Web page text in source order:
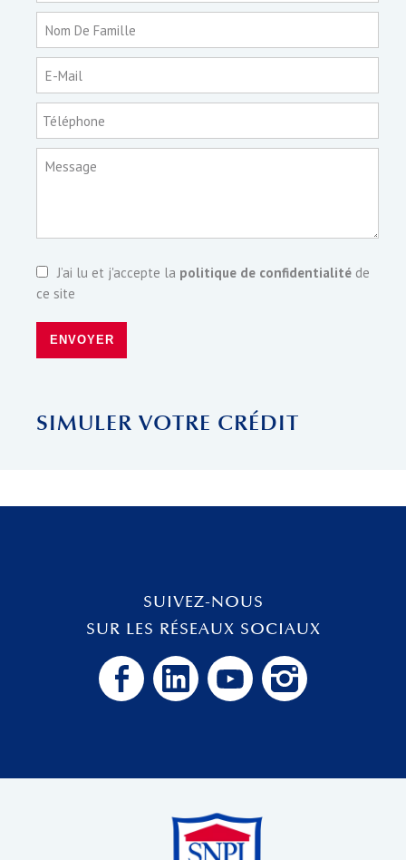
Nom De Famille
E-Mail
Téléphone
Message
J’ai lu et j'accepte la politique de confidentialité de
ce site
ENVOYER
SIMULER VOTRE CRÉDIT
SUIVEZ-NOUS
SUR LES RÉSEAUX SOCIAUX